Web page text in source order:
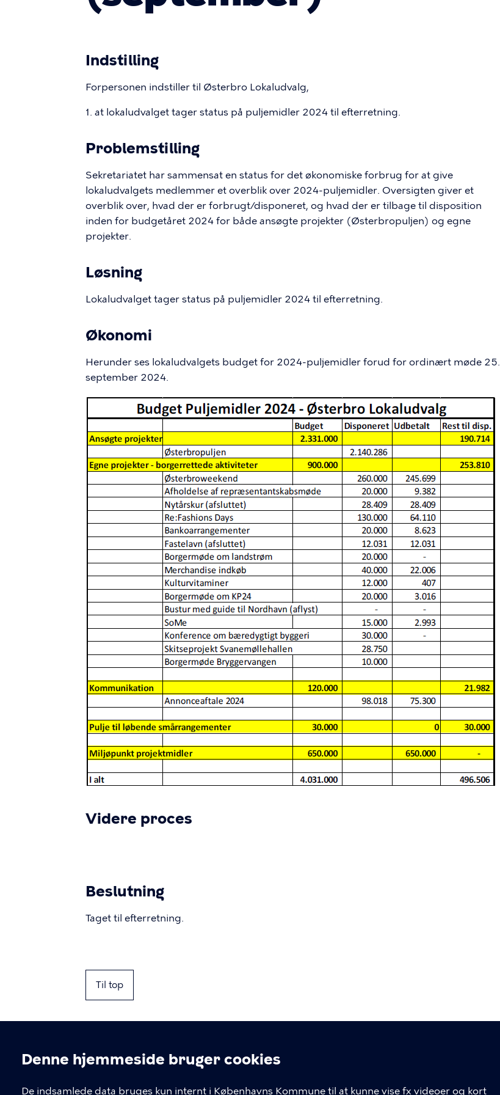
Denne hjemmeside bruger cookies
De indsamlede data bruges kun internt i Københavns Kommune til at kunne vise fx videoer og kort
Indstilling
Forpersonen indstiller til Østerbro Lokaludvalg,
1. at lokaludvalget tager status på puljemidler 2024 til efterretning.
Problemstilling
Sekretariatet har sammensat en status for det økonomiske forbrug for at give
lokaludvalgets medlemmer et overblik over 2024-puljemidler. Oversigten giver et
overblik over, hvad der er forbrugt/disponeret, og hvad der er tilbage til disposition
inden for budgetåret 2024 for både ansøgte projekter (Østerbropuljen) og egne
projekter.
Løsning
Lokaludvalget tager status på puljemidler 2024 til efterretning.
Økonomi
Herunder ses lokaludvalgets budget for 2024-puljemidler forud for ordinært møde 25.
september 2024.
Videre proces
Beslutning
Taget til efterretning.
Til top